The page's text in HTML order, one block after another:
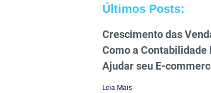
Últimos Posts:
Crescimento das
Como a Contabilidade
Ajudar seu E-
Leia Mais